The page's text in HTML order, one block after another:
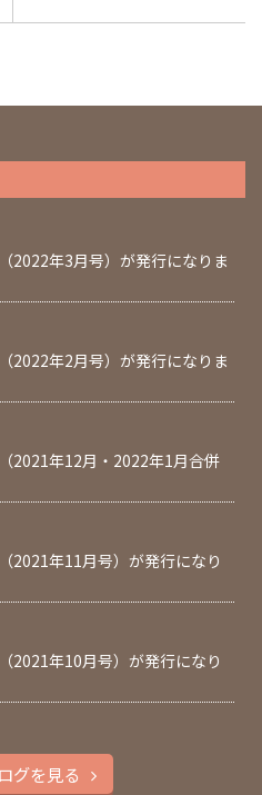
2022年3月号）が発行になりま
2022年2月号）が発行になりま
2021年12月・2022年1月合併
2021年11月号）が発行になり
2021年10月号）が発行になり
グを見る